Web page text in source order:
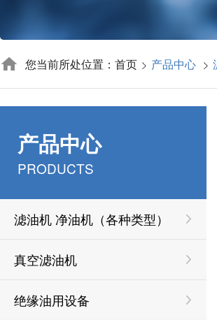
您当前所处位置：首页 产品中心
产品中心
PRODUCTS
滤油机 净油机（各种类型）
真空滤油机
绝缘油用设备